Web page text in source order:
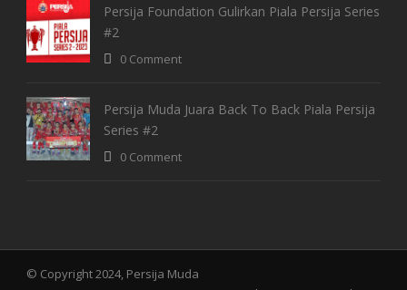
Persija Foundation Gulirkan Piala Persija Series
#2
0 Comment
Persija Muda Juara Back To Back Piala Persija
Series #2
0 Comment
© Copyright 2024, Persija Muda